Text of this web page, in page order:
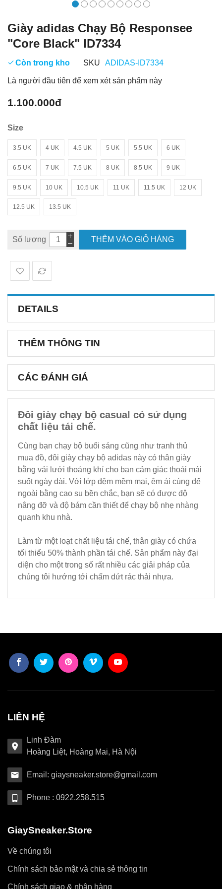
Giày adidas Chạy Bộ Responsee
"Core Black" ID7334
Còn trong kho SKU ADIDAS-ID7334
Là người đầu tiên để xem xét sản phẩm này
1.100.000đ
Size
3.5 UK 4 UK 4.5 UK 5 UK 5.5 UK 6 UK
6.5 UK 7 UK 7.5 UK 8 UK 8.5 UK 9 UK
9.5 UK 10 UK 10.5 UK 11 UK 11.5 UK 12 UK
12.5 UK 13.5 UK
Số lượng THÊM VÀO GIỎ HÀNG
DETAILS
THÊM THÔNG TIN
CÁC ĐÁNH GIÁ
Đôi giày chạy bộ casual có sử dụng
chất liệu tái chế.
Cùng bạn chạy bộ buổi sáng cũng như tranh thủ
mua đồ, đôi giày chạy bộ adidas này có thân giày
bằng vải lưới thoáng khí cho bạn cảm giác thoải mái
suốt ngày dài. Với lớp đệm mềm mại, êm ái cùng đế
ngoài bằng cao su bền chắc, bạn sẽ có được độ
nâng đỡ và độ bám cần thiết để chạy bộ nhẹ nhàng
quanh khu nhà.
Làm từ một loạt chất liệu tái chế, thân giày có chứa
tối thiểu 50% thành phần tái chế. Sản phẩm này đại
diện cho một trong số rất nhiều các giải pháp của
chúng tôi hướng tới chấm dứt rác thải nhựa.
LIÊN HỆ
Linh Đàm
Hoàng Liệt, Hoàng Mai, Hà Nội
Email: giaysneaker.store@gmail.com
Phone : 0922.258.515
GiaySneaker.Store
Về chúng tôi
Chính sách bảo mật và chia sẻ thông tin
Chính sách giao & nhận hàng